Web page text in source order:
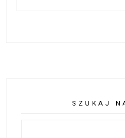
SZUKAJ